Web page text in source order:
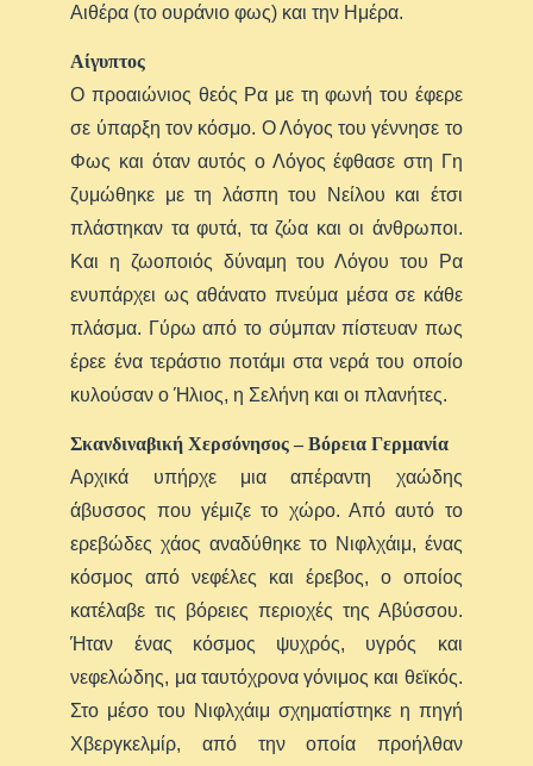
Αιθέρα (το ουράνιο φως) και την Ημέρα.
Αίγυπτος
Ο προαιώνιος θεός Ρα με τη φωνή του έφερε
σε ύπαρξη τον κόσμο. Ο Λόγος του γέννησε το
Φως και όταν αυτός ο Λόγος έφθασε στη Γη
ζυμώθηκε με τη λάσπη του Νείλου και έτσι
πλάστηκαν τα φυτά, τα ζώα και οι άνθρωποι.
Και η ζωοποιός δύναμη του Λόγου του Ρα
ενυπάρχει ως αθάνατο πνεύμα μέσα σε κάθε
πλάσμα. Γύρω από το σύμπαν πίστευαν πως
έρεε ένα τεράστιο ποτάμι στα νερά του οποίο
κυλούσαν ο Ήλιος, η Σελήνη και οι πλανήτες.
Σκανδιναβική Χερσόνησος – Βόρεια Γερμανία
Αρχικά υπήρχε μια απέραντη χαώδης
άβυσσος που γέμιζε το χώρο. Από αυτό το
ερεβώδες χάος αναδύθηκε το Νιφλχάιμ, ένας
κόσμος από νεφέλες και έρεβος, ο οποίος
κατέλαβε τις βόρειες περιοχές της Αβύσσου.
Ήταν ένας κόσμος ψυχρός, υγρός και
νεφελώδης, μα ταυτόχρονα γόνιμος και θεϊκός.
Στο μέσο του Νιφλχάιμ σχηματίστηκε η πηγή
Χβεργκελμίρ, από την οποία προήλθαν